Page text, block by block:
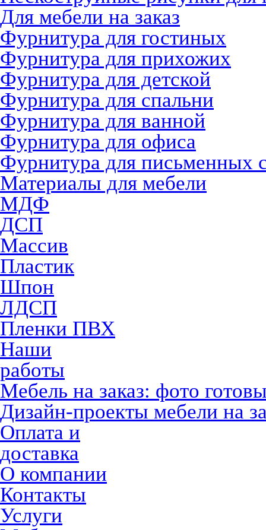
Для мебели на заказ
Фурнитура для гостиных
Фурнитура для прихожих
Фурнитура для детской
Фурнитура для спальни
Фурнитура для ванной
Фурнитура для офиса
Фурнитура для письменных
Материалы для мебели
МДФ
ДСП
Массив
Пластик
Шпон
ЛДСП
Пленки ПВХ
Наши
работы
Мебель на заказ: фото
Дизайн-проекты мебели на
Оплата и
доставка
О компании
Контакты
Услуги